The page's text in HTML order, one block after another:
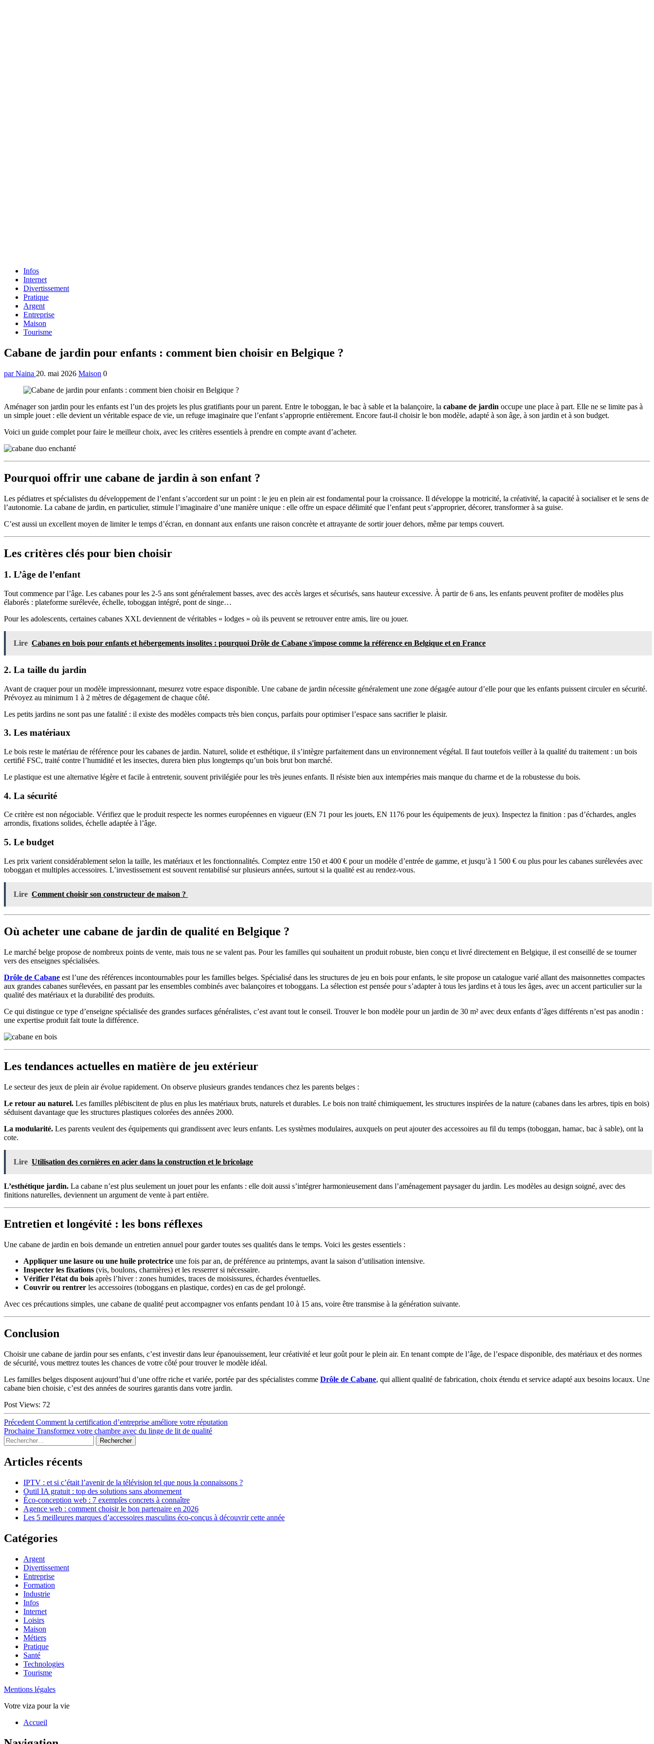
Formulaire
recherche
Infos
Internet
Divertissement
Pratique
Argent
Entreprise
Maison
Tourisme
Menu
Cabane de jardin pour enfants : comment bien choisir en Belgique ?
par Naina 20. mai 2026 Maison 0
Aménager son jardin pour les enfants est l’un des projets les plus gratifiants pour un parent. Entre le toboggan, le bac à sable et la balançoire, la cabane de jardin occupe une place à part. Elle ne se limite pas à
un simple jouet : elle devient un véritable espace de vie, un refuge imaginaire que l’enfant s’approprie entièrement. Encore faut-il choisir le bon modèle, adapté à son âge, à son jardin et à son budget.
Voici un guide complet pour faire le meilleur choix, avec les critères essentiels à prendre en compte avant d’acheter.
Pourquoi offrir une cabane de jardin à son enfant ?
Les pédiatres et spécialistes du développement de l’enfant s’accordent sur un point : le jeu en plein air est fondamental pour la croissance. Il développe la motricité, la créativité, la capacité à socialiser et le sens de
l’autonomie. La cabane de jardin, en particulier, stimule l’imaginaire d’une manière unique : elle offre un espace délimité que l’enfant peut s’approprier, décorer, transformer à sa guise.
C’est aussi un excellent moyen de limiter le temps d’écran, en donnant aux enfants une raison concrète et attrayante de sortir jouer dehors, même par temps couvert.
Les critères clés pour bien choisir
1. L’âge de l’enfant
Tout commence par l’âge. Les cabanes pour les 2-5 ans sont généralement basses, avec des accès larges et sécurisés, sans hauteur excessive. À partir de 6 ans, les enfants peuvent profiter de modèles plus
élaborés : plateforme surélevée, échelle, toboggan intégré, pont de singe…
Pour les adolescents, certaines cabanes XXL deviennent de véritables « lodges » où ils peuvent se retrouver entre amis, lire ou jouer.
Lire Cabanes en bois pour enfants et hébergements insolites : pourquoi Drôle de Cabane s'impose comme la référence en Belgique et en France
2. La taille du jardin
Avant de craquer pour un modèle impressionnant, mesurez votre espace disponible. Une cabane de jardin nécessite généralement une zone dégagée autour d’elle pour que les enfants puissent circuler en sécurité.
Prévoyez au minimum 1 à 2 mètres de dégagement de chaque côté.
Les petits jardins ne sont pas une fatalité : il existe des modèles compacts très bien conçus, parfaits pour optimiser l’espace sans sacrifier le plaisir.
3. Les matériaux
Le bois reste le matériau de référence pour les cabanes de jardin. Naturel, solide et esthétique, il s’intègre parfaitement dans un environnement végétal. Il faut toutefois veiller à la qualité du traitement : un bois
certifié FSC, traité contre l’humidité et les insectes, durera bien plus longtemps qu’un bois brut bon marché.
Le plastique est une alternative légère et facile à entretenir, souvent privilégiée pour les très jeunes enfants. Il résiste bien aux intempéries mais manque du charme et de la robustesse du bois.
4. La sécurité
Ce critère est non négociable. Vérifiez que le produit respecte les normes européennes en vigueur (EN 71 pour les jouets, EN 1176 pour les équipements de jeux). Inspectez la finition : pas d’échardes, angles
arrondis, fixations solides, échelle adaptée à l’âge.
5. Le budget
Les prix varient considérablement selon la taille, les matériaux et les fonctionnalités. Comptez entre 150 et 400 € pour un modèle d’entrée de gamme, et jusqu’à 1 500 € ou plus pour les cabanes surélevées avec
toboggan et multiples accessoires. L’investissement est souvent rentabilisé sur plusieurs années, surtout si la qualité est au rendez-vous.
Lire Comment choisir son constructeur de maison ?
Où acheter une cabane de jardin de qualité en Belgique ?
Le marché belge propose de nombreux points de vente, mais tous ne se valent pas. Pour les familles qui souhaitent un produit robuste, bien conçu et livré directement en Belgique, il est conseillé de se tourner
vers des enseignes spécialisées.
Drôle de Cabane est l’une des références incontournables pour les familles belges. Spécialisé dans les structures de jeu en bois pour enfants, le site propose un catalogue varié allant des maisonnettes compactes
aux grandes cabanes surélevées, en passant par les ensembles combinés avec balançoires et toboggans. La sélection est pensée pour s’adapter à tous les jardins et à tous les âges, avec un accent particulier sur la
qualité des matériaux et la durabilité des produits.
Ce qui distingue ce type d’enseigne spécialisée des grandes surfaces généralistes, c’est avant tout le conseil. Trouver le bon modèle pour un jardin de 30 m² avec deux enfants d’âges différents n’est pas anodin :
une expertise produit fait toute la différence.
Les tendances actuelles en matière de jeu extérieur
Le secteur des jeux de plein air évolue rapidement. On observe plusieurs grandes tendances chez les parents belges :
Le retour au naturel. Les familles plébiscitent de plus en plus les matériaux bruts, naturels et durables. Le bois non traité chimiquement, les structures inspirées de la nature (cabanes dans les arbres, tipis en bois)
séduisent davantage que les structures plastiques colorées des années 2000.
La modularité. Les parents veulent des équipements qui grandissent avec leurs enfants. Les systèmes modulaires, auxquels on peut ajouter des accessoires au fil du temps (toboggan, hamac, bac à sable), ont la
cote.
Lire Utilisation des cornières en acier dans la construction et le bricolage
L’esthétique jardin. La cabane n’est plus seulement un jouet pour les enfants : elle doit aussi s’intégrer harmonieusement dans l’aménagement paysager du jardin. Les modèles au design soigné, avec des
finitions naturelles, deviennent un argument de vente à part entière.
Entretien et longévité : les bons réflexes
Une cabane de jardin en bois demande un entretien annuel pour garder toutes ses qualités dans le temps. Voici les gestes essentiels :
Appliquer une lasure ou une huile protectrice une fois par an, de préférence au printemps, avant la saison d’utilisation intensive.
Inspecter les fixations (vis, boulons, charnières) et les resserrer si nécessaire.
Vérifier l’état du bois après l’hiver : zones humides, traces de moisissures, échardes éventuelles.
Couvrir ou rentrer les accessoires (toboggans en plastique, cordes) en cas de gel prolongé.
Avec ces précautions simples, une cabane de qualité peut accompagner vos enfants pendant 10 à 15 ans, voire être transmise à la génération suivante.
Conclusion
Choisir une cabane de jardin pour ses enfants, c’est investir dans leur épanouissement, leur créativité et leur goût pour le plein air. En tenant compte de l’âge, de l’espace disponible, des matériaux et des normes
de sécurité, vous mettrez toutes les chances de votre côté pour trouver le modèle idéal.
Les familles belges disposent aujourd’hui d’une offre riche et variée, portée par des spécialistes comme Drôle de Cabane, qui allient qualité de fabrication, choix étendu et service adapté aux besoins locaux. Une
cabane bien choisie, c’est des années de sourires garantis dans votre jardin.
Post Views: 72
Navigation
de
Précedent Article
précédent :
Comment la certification d’entreprise améliore votre réputation
Prochaine Article
suivant :
Transformez votre chambre avec du linge de lit de qualité
Sidebar
Rechercher :
Articles récents
IPTV : et si c’était l’avenir de la télévision tel que nous la connaissons ?
Outil IA gratuit : top des solutions sans abonnement
Éco-conception web : 7 exemples concrets à connaître
Agence web : comment choisir le bon partenaire en 2026
Les 5 meilleures marques d’accessoires masculins éco-conçus à découvrir cette année
Catégories
Argent
Divertissement
Entreprise
Formation
Industrie
Infos
Internet
Loisirs
Maison
Métiers
Pratique
Santé
Technologies
Tourisme
Mentions légales
Votre viza pour la vie
Haut
page
Accueil